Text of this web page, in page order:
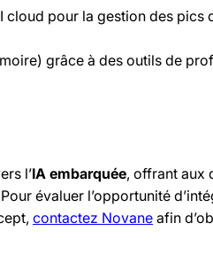
cloud pour la gestion des pics
grâce à des outils de
l’IA embarquée, offrant aux
évaluer l’opportunité
contactez Novane afin